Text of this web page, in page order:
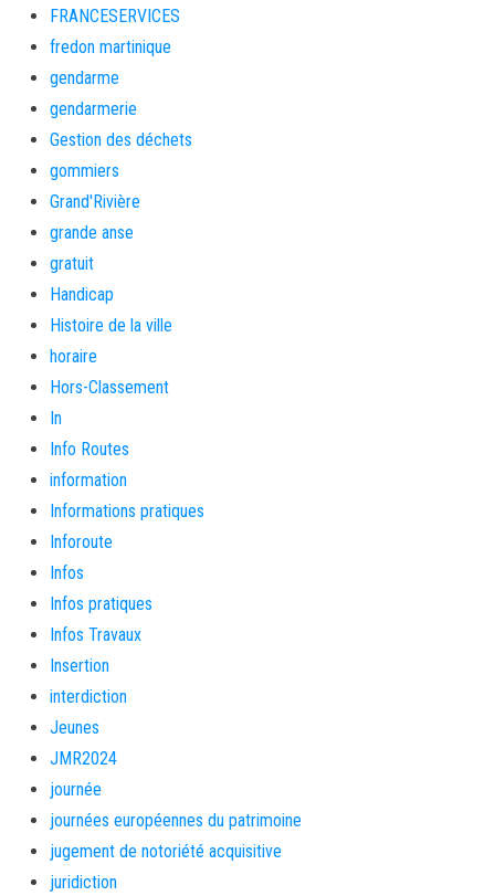
FRANCESERVICES
fredon martinique
gendarme
gendarmerie
Gestion des déchets
gommiers
Grand'Rivière
grande anse
gratuit
Handicap
Histoire de la ville
horaire
Hors-Classement
In
Info Routes
information
Informations pratiques
Inforoute
Infos
Infos pratiques
Infos Travaux
Insertion
interdiction
Jeunes
JMR2024
journée
journées européennes du patrimoine
jugement de notoriété acquisitive
juridiction